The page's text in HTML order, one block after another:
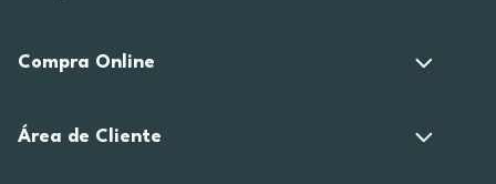
Compra Online
Área de Cliente